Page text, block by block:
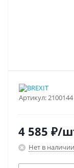
Артикул:2100144
4 585 ₽/
Нет в наличии